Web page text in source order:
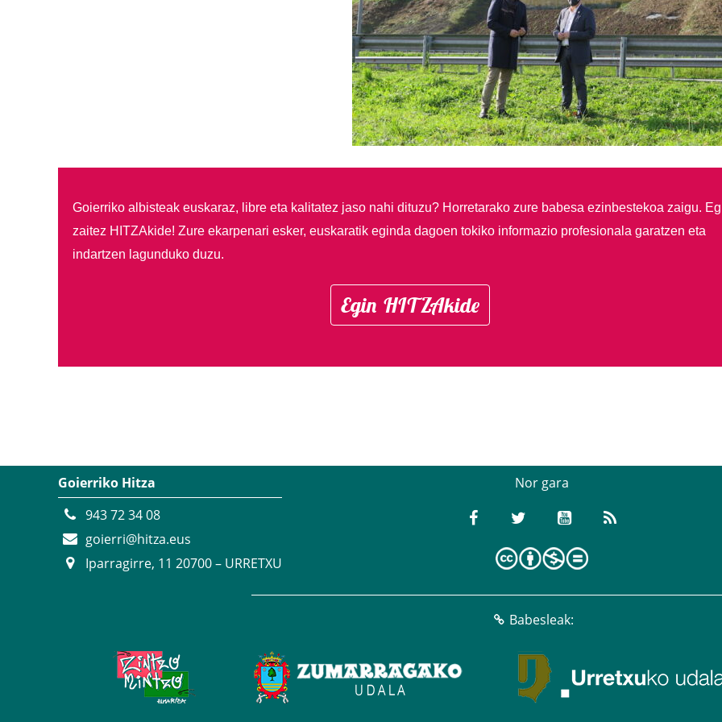
Goierriko albisteak euskaraz, libre eta kalitatez jaso nahi dituzu? Horretarako zure babesa ezinbestekoa zaigu.
zaitez HITZAkide! Zure ekarpenari esker, euskaratik eginda dagoen tokiko informazio profesionala garatzen eta
indartzen lagunduko duzu.
Egin HITZAkide
Goierriko Hitza
943 72 34 08
goierri@hitza.eus
Iparragirre, 11 20700 – URRETXU
Nor gara
Babesleak: